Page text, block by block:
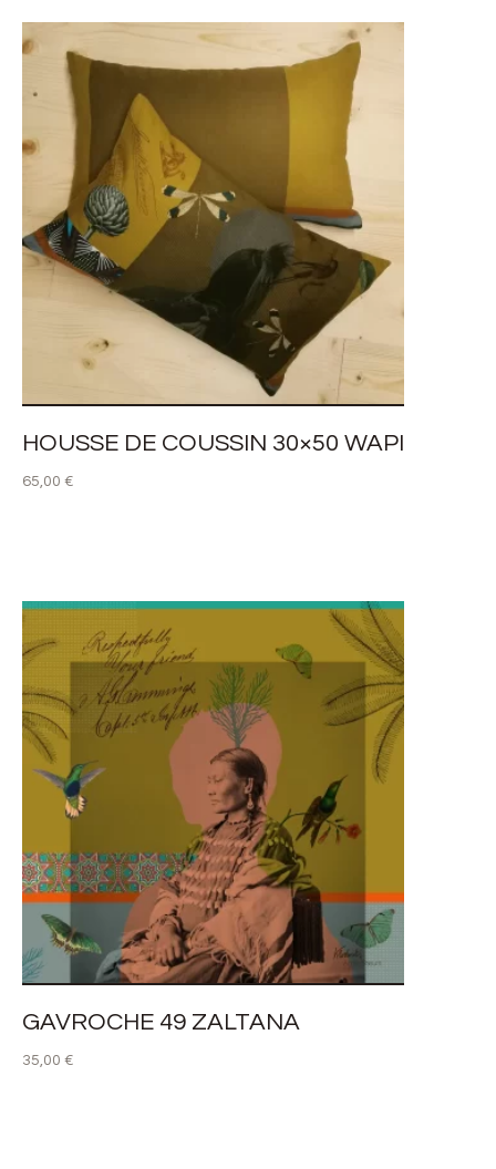
HOUSSE DE COUSSIN 30×50 WAPI
65,00 €
GAVROCHE 49 ZALTANA
35,00 €